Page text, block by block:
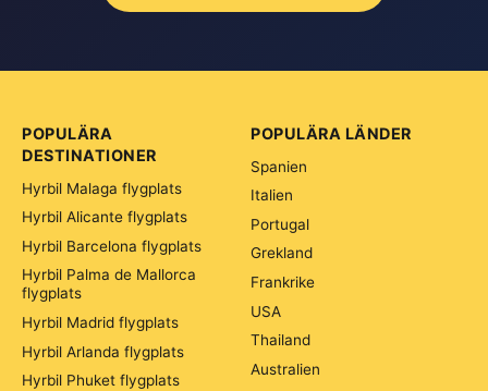
POPULÄRA
DESTINATIONER
Hyrbil Malaga flygplats
Hyrbil Alicante flygplats
Hyrbil Barcelona flygplats
Hyrbil Palma de Mallorca
flygplats
Hyrbil Madrid flygplats
Hyrbil Arlanda flygplats
Hyrbil Phuket flygplats
POPULÄRA LÄNDER
Spanien
Italien
Portugal
Grekland
Frankrike
USA
Thailand
Australien